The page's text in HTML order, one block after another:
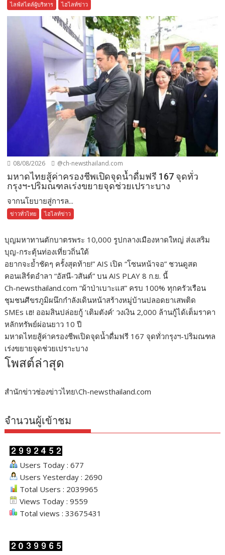
ไลฟ์สไตล์ผู้บริหาร ไฮไลท์ข่าว
08/08/2026 @ch-newsthailand.com
มหาดไทยสู้ค่าครองชีพเปิดจุดน้ำดื่มฟรี 167 จุดทั่ว
กรุงฯ-ปริมณฑลเร่งขยายจุดช่วยเปราะบาง
จากนโยบายสู่การล...
ข่าวทั่วไทย ไฮไลท์ข่าว
บุญมหาทานตักบาตรพระ 10,000 รูปกลางเมืองหาดใหญ่ ส่งเสริม
บุญ-กระตุ้นท่องเที่ยวถิ่นใต้
อยากจะย้ำชัดๆ ครั้งสุดท้าย!” AIS เปิด “โซนหน้าจอ” ชวนดูสด
คอนเสิร์ตอำลา “อัสนี-วสันต์” บน AIS PLAY 8 ก.ย. นี้
Ch-newsthailand.com “ผ้าป่าเบาะแส” ครบ 100% ทุกครัวเรือน
ชุมชนศีขรภูมิผนึกกำลังเดินหน้าสร้างหมู่บ้านปลอดยาเสพติด
SMEs เฮ! ออมสินปล่อยกู้ ‘เติมตังค์’ วงเงิน 2,000 ล้านกู้ได้เต็มราคา
หลักทรัพย์ผ่อนยาว 10 ปี
มหาดไทยสู้ค่าครองชีพเปิดจุดน้ำดื่มฟรี 167 จุดทั่วกรุงฯ-ปริมณฑล
เร่งขยายจุดช่วยเปราะบาง
โพสต์ล่าสุด
สำนักข่าวช่องข่าวไทย\Ch-newsthailand.com
จำนวนผู้เข้าชม
Users Today : 677
Users Yesterday : 2690
Total Users : 2039965
Views Today : 9559
Total views : 33675431